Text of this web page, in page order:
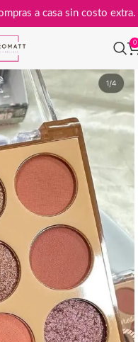
compras a casa sin costo
0